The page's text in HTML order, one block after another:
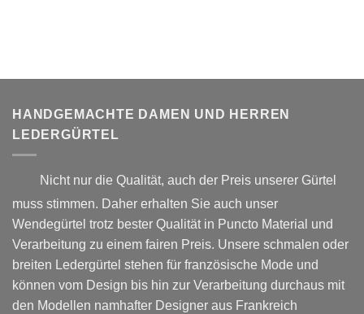
können
der
Produktseite
auf
werden
HANDGEMACHTE DAMEN UND HERREN
LEDERGÜRTEL
Nicht nur die Qualität, auch der Preis unserer Gürtel
muss stimmen. Daher erhalten Sie auch unser
Wendegürtel trotz bester Qualität in Puncto Material und
Verarbeitung zu einem fairen Preis. Unsere schmalen oder
breiten Ledergürtel stehen für französische Mode und
können vom Design bis hin zur Verarbeitung durchaus mit
den Modellen namhafter Designer aus Frankreich